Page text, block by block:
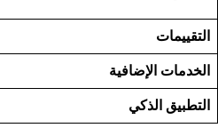
التقييمات
الخدمات الإضافية
التطبيق الذكي